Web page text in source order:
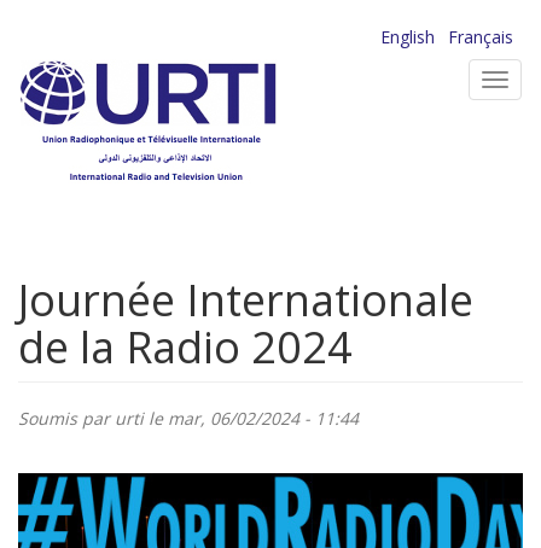
contenu
principal
English
Français
Journée Internationale
de la Radio 2024
Soumis par urtile mar, 06/02/2024 - 11:44